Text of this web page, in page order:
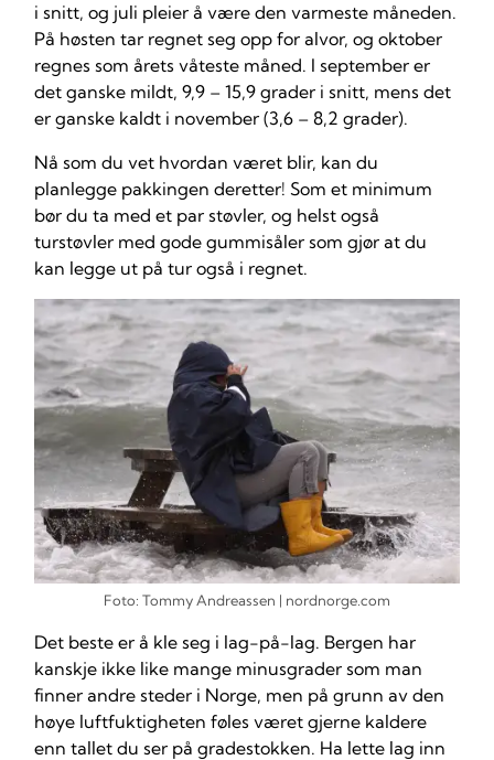
i snitt, og juli pleier å være den varmeste måneden.
På høsten tar regnet seg opp for alvor, og oktober
regnes som årets våteste måned. I september er
det ganske mildt, 9,9 – 15,9 grader i snitt, mens det
er ganske kaldt i november (3,6 – 8,2 grader).
Nå som du vet hvordan været blir, kan du
planlegge pakkingen deretter! Som et minimum
bør du ta med et par støvler, og helst også
turstøvler med gode gummisåler som gjør at du
kan legge ut på tur også i regnet.
Foto: Tommy Andreassen | nordnorge.com
Det beste er å kle seg i lag-på-lag. Bergen har
kanskje ikke like mange minusgrader som man
finner andre steder i Norge, men på grunn av den
høye luftfuktigheten føles været gjerne kaldere
enn tallet du ser på gradestokken. Ha lette lag inn